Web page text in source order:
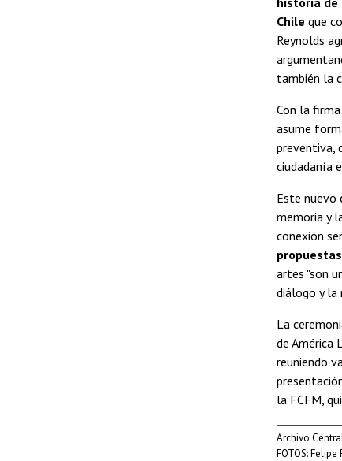
Chile que
Reynolds
también la
Con la
asume
preventiva,
ciudadanía
Este nuevo
memoria y
conexión
artes "son
diálogo y la
La
de América
reuniendo
la FCFM,
Archivo
FOTOS: Felipe